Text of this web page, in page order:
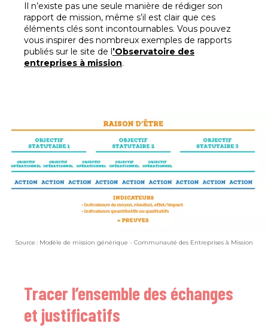
Source : Modèle de mission générique - Communauté des Entreprises à Mission
Il n’existe pas une seule manière de rédiger son
rapport de mission, même s’il est clair que ces
éléments clés sont incontournables. Vous pouvez
vous inspirer des nombreux exemples de rapports
publiés sur le site de l’Observatoire des
entreprises à mission.
Tracer l’ensemble des échanges
et justificatifs